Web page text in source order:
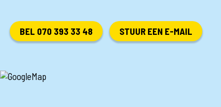
BEL 070 393 33 48 STUUR EEN E-MAIL